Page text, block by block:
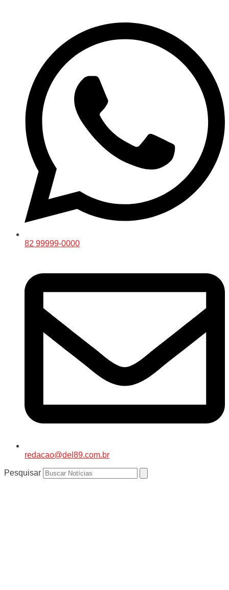
82 99999-0000
redacao@del89.com.br
Pesquisar